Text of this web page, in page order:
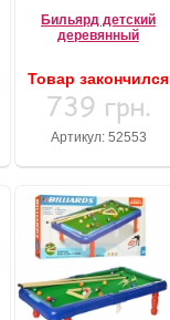
Бильярд детский
деревянный
Товар закончился
739 грн.
Артикул: 52553